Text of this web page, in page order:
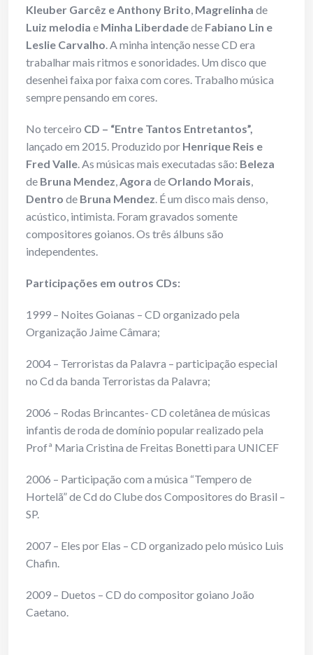
Kleuber Garcêz e Anthony Brito, Magrelinha de
Luiz melodia e Minha Liberdadede Fabiano Lin e
Leslie Carvalho. A minha intenção nesse CD era
trabalhar mais ritmos e sonoridades. Um disco que
desenhei faixa por faixa com cores. Trabalho música
sempre pensando em cores.
No terceiro CD – “Entre Tantos Entretantos”,
lançado em 2015. Produzido por Henrique Reis e
Fred Valle. As músicas mais executadas são: Beleza
de Bruna Mendez,Agora de Orlando Morais,
Dentro de Bruna Mendez. É um disco mais denso,
acústico, intimista. Foram gravados somente
compositores goianos. Os três álbuns são
independentes.
Participações em outros CDs:
1999 – Noites Goianas – CD organizado pela
Organização Jaime Câmara;
2004 – Terroristas da Palavra – participação especial
no Cd da banda Terroristas da Palavra;
2006 – Rodas Brincantes- CD coletânea de músicas
infantis de roda de domínio popular realizado pela
Profª Maria Cristina de Freitas Bonetti para UNICEF
2006 – Participação com a música “Tempero de
Hortelã” de Cd do Clube dos Compositores do Brasil –
SP.
2007 – Eles por Elas – CD organizado pelo músico Luis
Chafin.
2009 – Duetos – CD do compositor goiano João
Caetano.